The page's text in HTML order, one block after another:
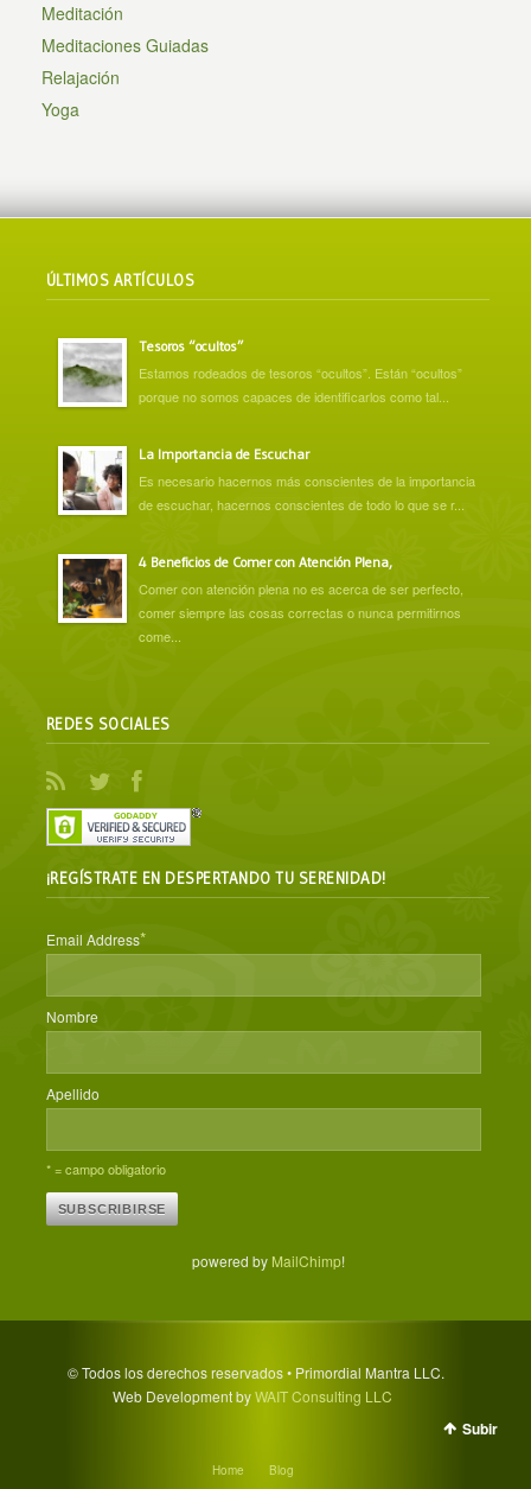
Meditación
Meditaciones Guiadas
Relajación
Yoga
ÚLTIMOS ARTÍCULOS
Tesoros “ocultos”
Estamos rodeados de tesoros “ocultos”. Están “ocultos”
porque no somos capaces de identificarlos como tal...
La Importancia de Escuchar
Es necesario hacernos más conscientes de la importancia
de escuchar, hacernos conscientes de todo lo que se r...
4 Beneficios de Comer con Atención Plena,
Comer con atención plena no es acerca de ser perfecto,
comer siempre las cosas correctas o nunca permitirnos
come...
REDES SOCIALES
¡REGÍSTRATE EN DESPERTANDO TU SERENIDAD!
Email Address*
Nombre
Apellido
* = campo obligatorio
powered by MailChimp!
© Todos los derechos reservados • Primordial Mantra LLC.
Web Development byWAIT Consulting LLC
Subir
Home Blog